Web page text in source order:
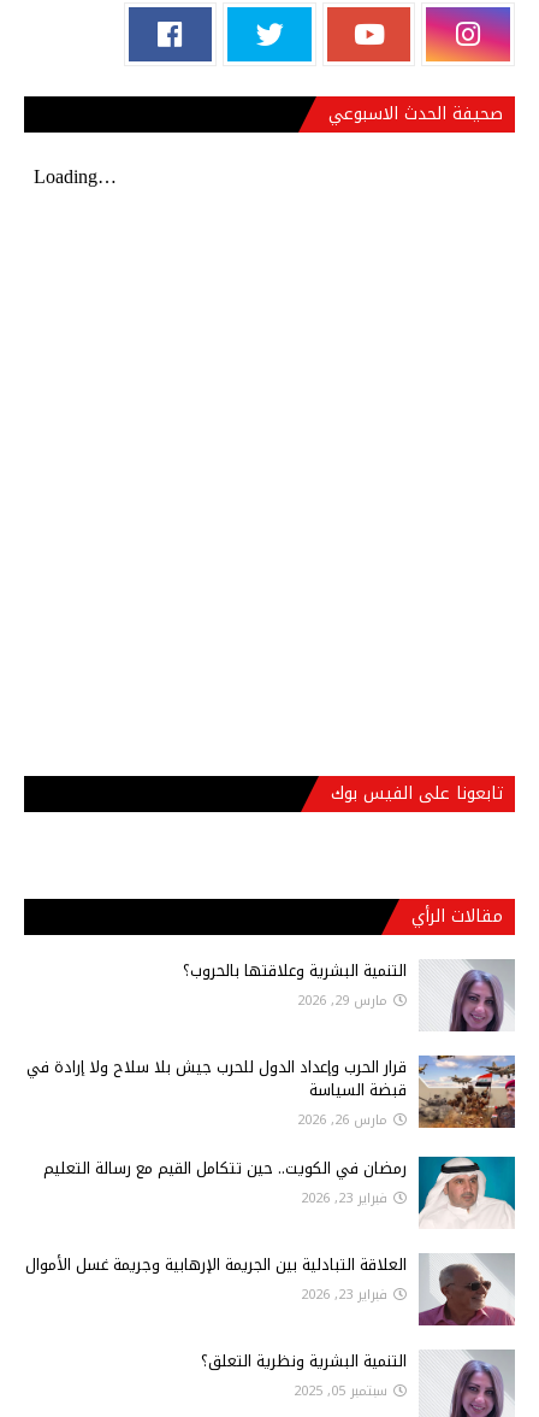
صحيفة الحدث الاسبوعي
تابعونا على الفيس بوك
مقالات الرأي
التنمية البشرية وعلاقتها بالحروب؟
مارس 29, 2026
قرار الحرب وإعداد الدول للحرب جيش بلا سلاح ولا إرادة في
قبضة السياسة
مارس 26, 2026
رمضان في الكويت.. حين تتكامل القيم مع رسالة التعليم
فبراير 23, 2026
العلاقة التبادلية بين الجريمة الإرهابية وجريمة غسل الأموال
فبراير 23, 2026
التنمية البشرية ونظرية التعلق؟
سبتمبر 05, 2025